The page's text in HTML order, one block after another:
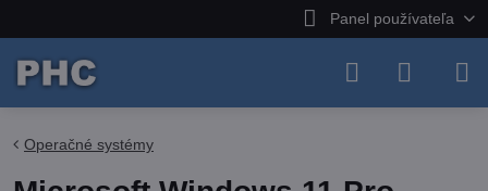
Panel používateľa
Operačné systémy